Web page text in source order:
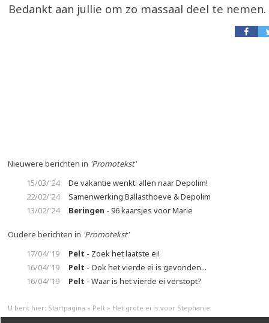
Bedankt aan jullie om zo massaal deel te nemen.
Nieuwere berichten in 'Promotekst'
15/03/'24
De vakantie wenkt: allen naar Depolim!
22/02/'24
Samenwerking Ballasthoeve & Depolim
13/02/'24
Beringen - 96 kaarsjes voor Marie
Oudere berichten in 'Promotekst'
17/04/'19
Pelt - Zoek het laatste ei!
16/04/'19
Pelt - Ook het vierde ei is gevonden...
16/04/'19
Pelt - Waar is het vierde ei verstopt?
U bent hier: Startpagina » Pelt » Het grote ei is voor Stephanie